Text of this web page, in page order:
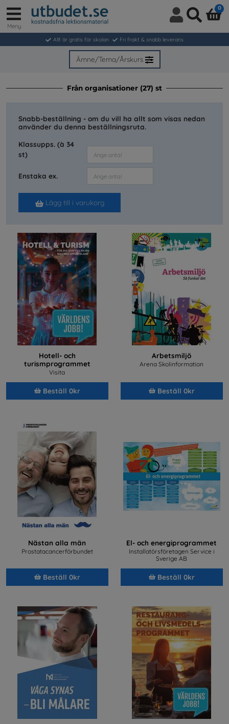
in
/
Meny
0
Allt är gratis för skolan Fri frakt & snabb leverans
Ämne/Tema/Årskurs
Från organisationer (27) st
Snabb-beställning - om du vill ha allt som visas nedan
använder du denna beställningsruta.
Klassupps. (à 34
st)
Enstaka ex.
Lägg till i varukorg
Hotell- och
turismprogrammet
Visita
Beställ 0kr
Arbetsmiljö
Arena Skolinformation
Beställ 0kr
Nästan alla män
Prostatacancerförbundet
Beställ 0kr
El- och energiprogrammet
Installatörsföretagen Service i
Sverige AB
Beställ 0kr